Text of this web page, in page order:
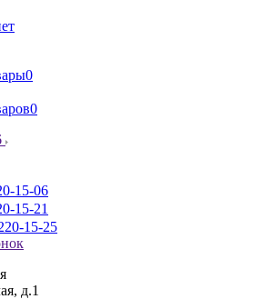
0
0
15-06
15-21
15-25
д.1